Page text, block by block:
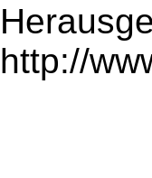
http://